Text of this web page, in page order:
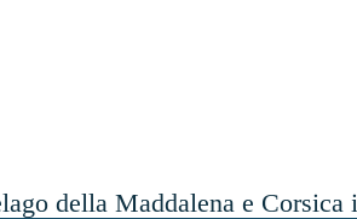
della Maddalena e